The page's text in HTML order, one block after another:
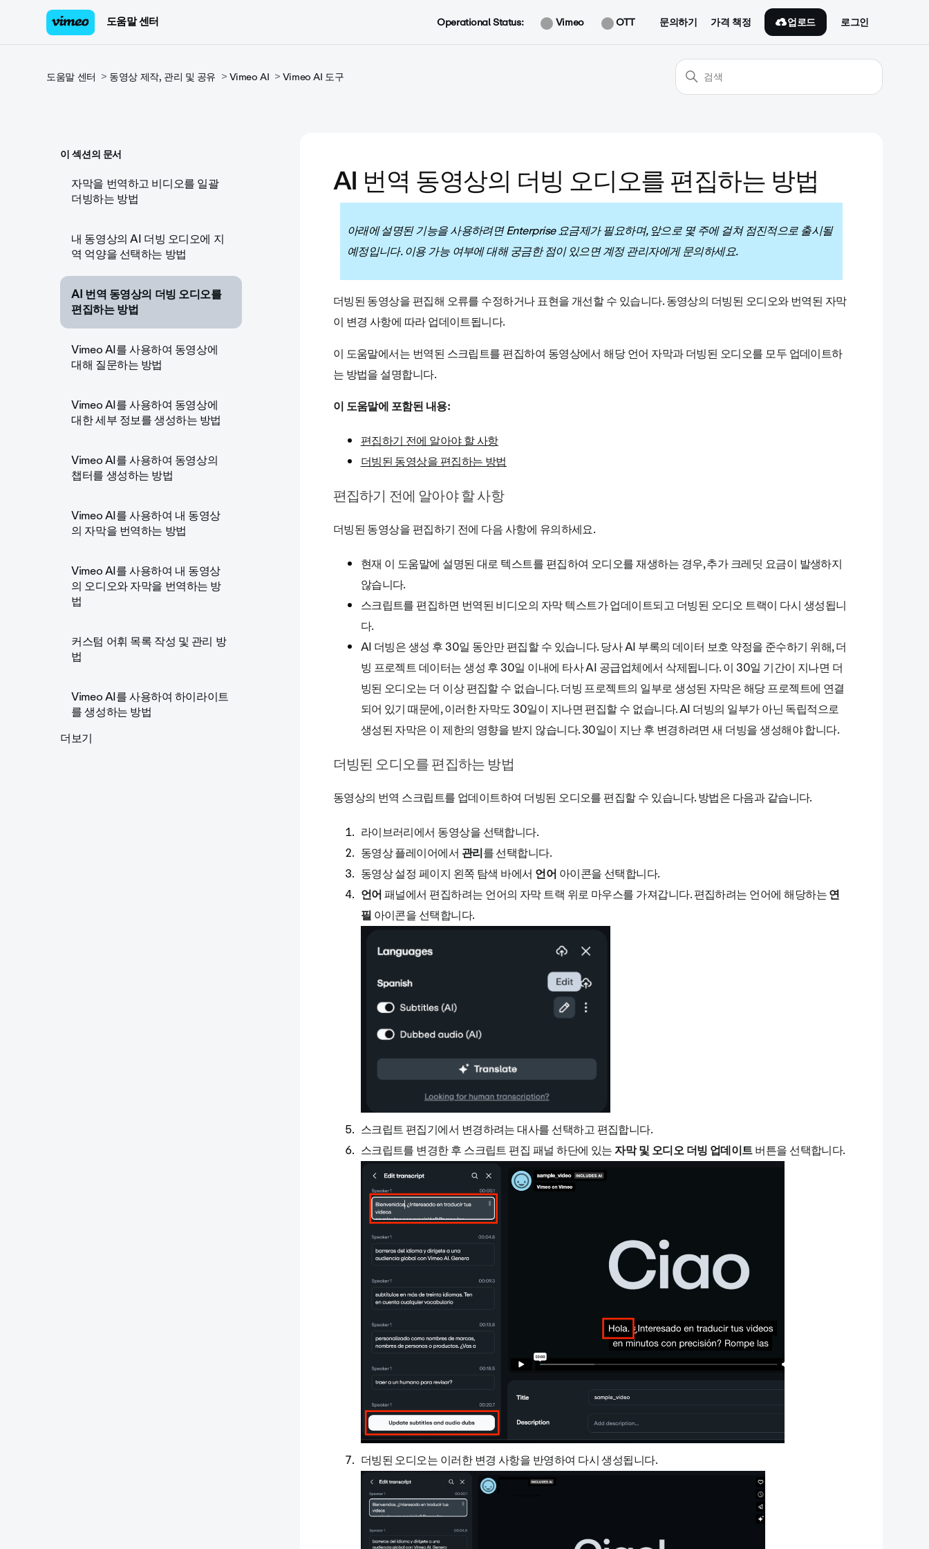
도움말 센터 Operational Status: Vimeo OTT 문의하기 가격 책정 업로드 로그인
도움말 센터 동영상 제작, 관리 및 공유 Vimeo AI Vimeo AI 도구
이 섹션의 문서
자막을 번역하고 비디오를 일괄
더빙하는 방법
내 동영상의 AI 더빙 오디오에 지
역 억양을 선택하는 방법
AI 번역 동영상의 더빙 오디오를
편집하는 방법
Vimeo AI를 사용하여 동영상에
대해 질문하는 방법
Vimeo AI를 사용하여 동영상에
대한 세부 정보를 생성하는 방법
Vimeo AI를 사용하여 동영상의
챕터를 생성하는 방법
Vimeo AI를 사용하여 내 동영상
의 자막을 번역하는 방법
Vimeo AI를 사용하여 내 동영상
의 오디오와 자막을 번역하는 방
법
커스텀 어휘 목록 작성 및 관리 방
법
Vimeo AI를 사용하여 하이라이트
를 생성하는 방법
더보기
AI 번역 동영상의 더빙 오디오를 편집하는 방법
아래에 설명된 기능을 사용하려면 Enterprise 요금제가 필요하며, 앞으로 몇 주에 걸쳐 점진적으로 출시될
예정입니다. 이용 가능 여부에 대해 궁금한 점이 있으면 계정 관리자에게 문의하세요.
더빙된 동영상을 편집해 오류를 수정하거나 표현을 개선할 수 있습니다. 동영상의 더빙된 오디오와 번역된 자막
이 변경 사항에 따라 업데이트됩니다.
이 도움말에서는 번역된 스크립트를 편집하여 동영상에서 해당 언어 자막과 더빙된 오디오를 모두 업데이트하
는 방법을 설명합니다.
이 도움말에 포함된 내용:
편집하기 전에 알아야 할 사항
더빙된 동영상을 편집하는 방법
편집하기 전에 알아야 할 사항
더빙된 동영상을 편집하기 전에 다음 사항에 유의하세요.
현재 이 도움말에 설명된 대로 텍스트를 편집하여 오디오를 재생하는 경우, 추가 크레딧 요금이 발생하지
않습니다.
스크립트를 편집하면 번역된 비디오의 자막 텍스트가 업데이트되고 더빙된 오디오 트랙이 다시 생성됩니
다.
AI 더빙은 생성 후 30일 동안만 편집할 수 있습니다. 당사 AI 부록의 데이터 보호 약정을 준수하기 위해, 더
빙 프로젝트 데이터는 생성 후 30일 이내에 타사 AI 공급업체에서 삭제됩니다. 이 30일 기간이 지나면 더
빙된 오디오는 더 이상 편집할 수 없습니다. 더빙 프로젝트의 일부로 생성된 자막은 해당 프로젝트에 연결
되어 있기 때문에, 이러한 자막도 30일이 지나면 편집할 수 없습니다. AI 더빙의 일부가 아닌 독립적으로
생성된 자막은 이 제한의 영향을 받지 않습니다. 30일이 지난 후 변경하려면 새 더빙을 생성해야 합니다.
더빙된 오디오를 편집하는 방법
동영상의 번역 스크립트를 업데이트하여 더빙된 오디오를 편집할 수 있습니다. 방법은 다음과 같습니다.
라이브러리에서 동영상을 선택합니다.
동영상 플레이어에서 관리를 선택합니다.
동영상 설정 페이지 왼쪽 탐색 바에서 언어아이콘을 선택합니다.
언어패널에서 편집하려는 언어의 자막 트랙 위로 마우스를 가져갑니다. 편집하려는 언어에 해당하는연
필아이콘을 선택합니다.
스크립트 편집기에서 변경하려는 대사를 선택하고 편집합니다.
스크립트를 변경한 후 스크립트 편집 패널 하단에 있는자막 및 오디오 더빙 업데이트버튼을 선택합니다.
더빙된 오디오는 이러한 변경 사항을 반영하여 다시 생성됩니다.